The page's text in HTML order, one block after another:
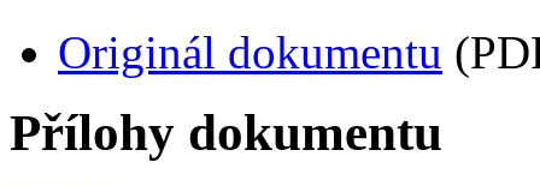
Originál dokumentu
Přílohy dokumentu